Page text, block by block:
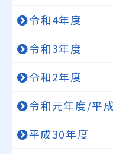
令和4年度
令和3年度
令和2年度
令和元年度/平
平成30年度